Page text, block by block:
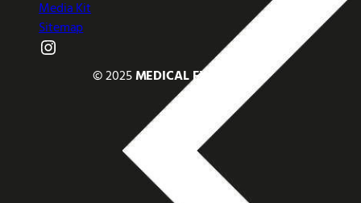
Media Kit
Sitemap
Instagram
© 2025MEDICAL FX GERMANY